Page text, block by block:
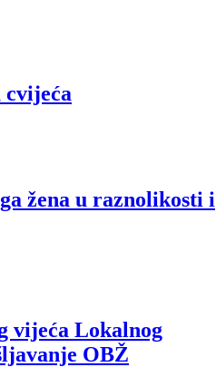
žena u raznolikosti i
vijeća Lokalnog
OBŽ